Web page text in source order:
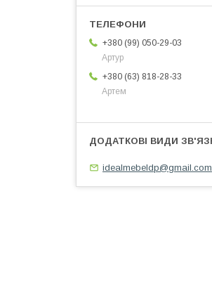
+380 (99) 050-29-03
Артур
+380 (63) 818-28-33
Артем
idealmebeldp@gmail.com